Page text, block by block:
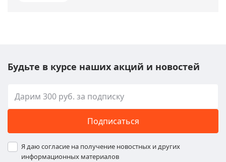
Будьте в курсе наших акций и новостей
Подписаться
Я даю согласие на получение новостных и других
информационных материалов